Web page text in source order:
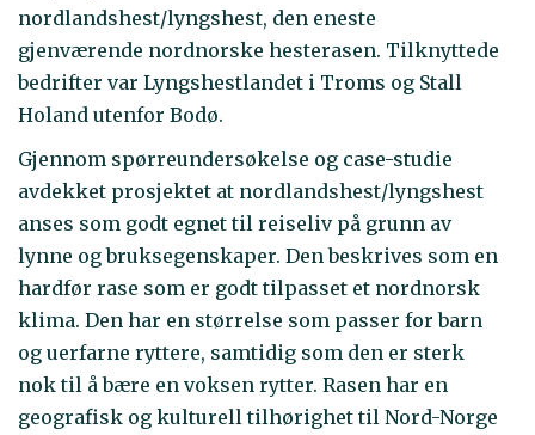
nordlandshest/lyngshest, den eneste
gjenværende nordnorske hesterasen. Tilknyttede
bedrifter var Lyngshestlandet i Troms og Stall
Holand utenfor Bodø.
Gjennom spørreundersøkelse og case-studie
avdekket prosjektet at nordlandshest/lyngshest
anses som godt egnet til reiseliv på grunn av
lynne og bruksegenskaper. Den beskrives som en
hardfør rase som er godt tilpasset et nordnorsk
klima. Den har en størrelse som passer for barn
og uerfarne ryttere, samtidig som den er sterk
nok til å bære en voksen rytter. Rasen har en
geografisk og kulturell tilhørighet til Nord-Norge